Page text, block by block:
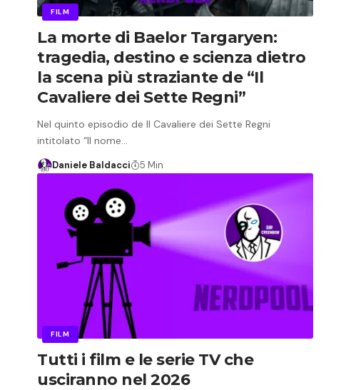
FILM
La morte di Baelor Targaryen:
tragedia, destino e scienza dietro
la scena più straziante de “Il
Cavaliere dei Sette Regni”
Nel quinto episodio de Il Cavaliere dei Sette Regni
intitolato “Il nome…
Daniele Baldacci 5 Min
FILM
Tutti i film e le serie TV che
usciranno nel 2026